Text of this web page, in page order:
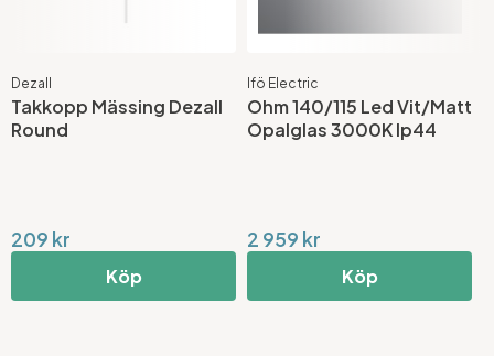
Dezall
Takkopp Mässing Dezall
Round
209 kr
Köp
Ifö Electric
Ohm 140/115 Led Vit/Matt
Opalglas 3000K Ip44
2 959 kr
Köp